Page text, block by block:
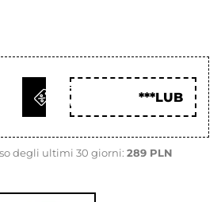
OTTIENI
COD
***LUB
degli ultimi 30 giorni: 289 PLN